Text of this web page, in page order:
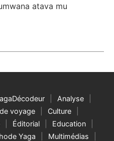
atava mu
Analyse
voyage
Culture
Éditorial
Education
Yaga
Multimédias